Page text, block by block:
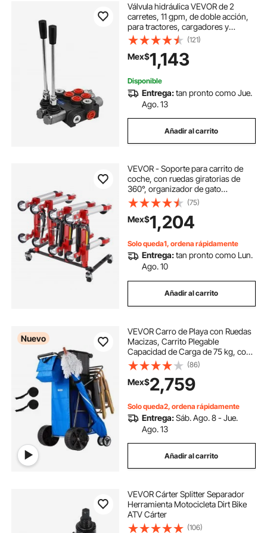
Válvula hidráulica VEVOR de 2
carretes, 11 gpm, de doble acción,
para tractores, cargadores y
tanques.
(121)
Mex$1,143
Disponible
Entrega:tan pronto como Jue.
Ago. 13
Añadir al carrito
VEVOR - Soporte para carrito de
coche, con ruedas giratorias de
360°, organizador de gato
hidráulico con trinquete, capacidad
para 4 carritos, compatible con la
mayoría de los carritos
(75)
Mex$1,204
Solo queda1, ordena rápidamente
Entrega:tan pronto como Lun.
Ago. 10
Añadir al carrito
Nuevo
VEVOR Carro de Playa con Ruedas
Macizas, Carrito Plegable
Capacidad de Carga de 75 kg, con
Bolsa Térmica, Soporte para
Sombrilla, Marco de Acero, para
Camping, Pesca, Eventos
Deportivos, Picnics
(86)
Mex$2,759
Solo queda2, ordena rápidamente
Entrega:Sáb. Ago. 8 - Jue.
Ago. 13
Añadir al carrito
VEVOR Cárter Splitter Separador
Herramienta Motocicleta Dirt Bike
ATV Cárter
(106)